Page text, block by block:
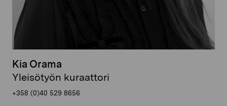
Kia Orama
Yleisötyön kuraattori
+358 (0)40 529 8656